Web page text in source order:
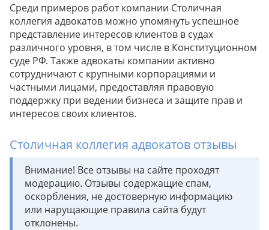
Среди примеров работ компании Столичная
коллегия адвокатов можно упомянуть успешное
представление интересов клиентов в судах
различного уровня, в том числе в Конституционном
суде РФ. Также адвокаты компании активно
сотрудничают с крупными корпорациями и
частными лицами, предоставляя правовую
поддержку при ведении бизнеса и защите прав и
интересов своих клиентов.
Столичная коллегия адвокатов отзывы
Внимание! Все отзывы на сайте проходят
модерацию. Отзывы содержащие спам,
оскорбления, не достоверную информацию
или нарущающие правила сайта будут
отклонены.